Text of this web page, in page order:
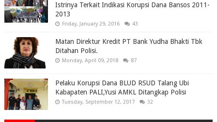
Istrinya Terkait Indikasi Korupsi Dana Bansos 2011-
2013
Friday, January 29, 2016 43
Matan Direktur Kredit PT Bank Yudha Bhakti Tbk
Ditahan Polisi.
Monday, April 09, 2018 87
Pelaku Korupsi Dana BLUD RSUD Talang Ubi
Kabapaten PALI,Yusi AMKL Ditangkap Polisi
Tuesday, September 12, 2017 32